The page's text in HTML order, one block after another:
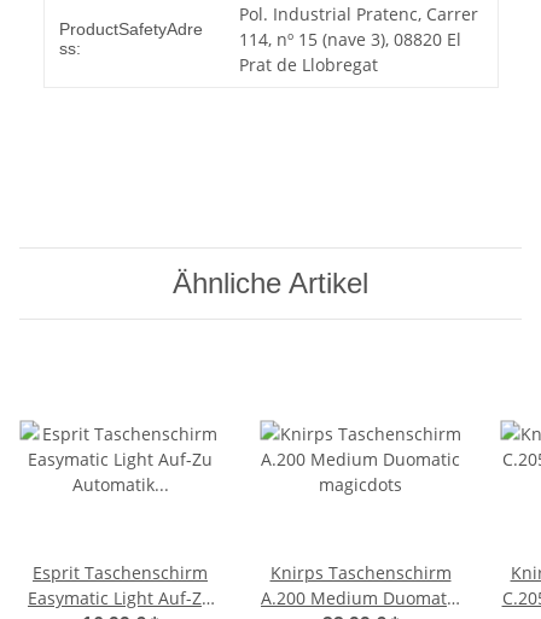
ProductSafetyAdre
ss:
Pol. Industrial Pratenc, Carrer
114, nº 15 (nave 3), 08820 El
Prat de Llobregat
Ähnliche Artikel
Esprit Taschenschirm
Easymatic Light Auf-Zu
Knirps Taschenschirm
A.200 Medium Duomatic